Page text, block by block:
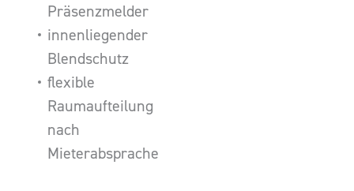
Präsenzmelder
innenliegender
Blendschutz
flexible
Raumaufteilung
nach
Mieterabsprache